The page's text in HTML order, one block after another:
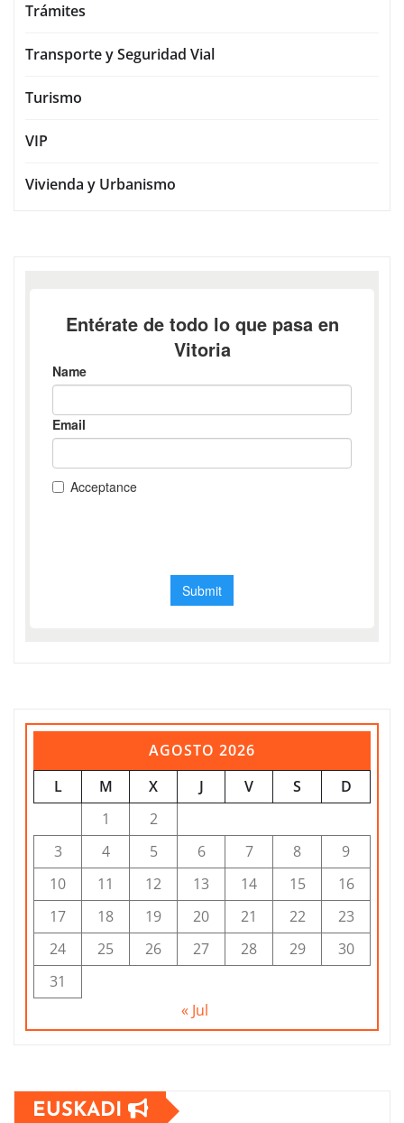
Trámites
Transporte y Seguridad Vial
Turismo
VIP
Vivienda y Urbanismo
AGOSTO 2026
L
M X J V S
D
1
2
3
4 5 6 7 8
9
10
11 12 13 14 15
16
17
18 19 20 21 22
23
24
25 26 27 28 29
30
31
« Jul
EUSKADI